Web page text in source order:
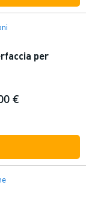
per
€